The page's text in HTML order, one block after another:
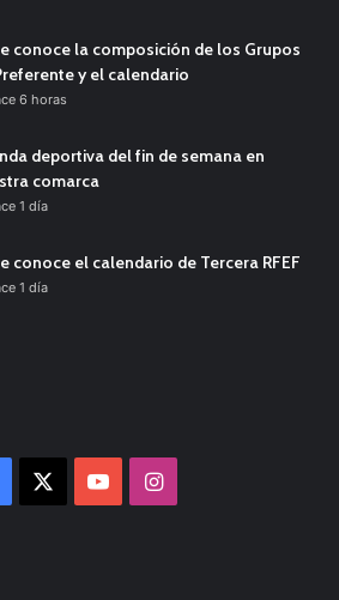
conoce la composición de los Grupos
y el calendario
6 horas
deportiva del fin de semana en
comarca
1 día
conoce el calendario de Tercera RFEF
1 día
Facebook YouTubeInstagram